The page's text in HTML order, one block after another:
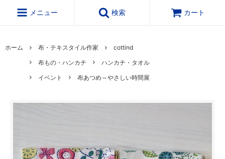
メニュー 検索 カート
ホーム 布・テキスタイル作家
cottind
布もの・ハンカチ
ハンカチ・タオル
イベント
布あつめ～やさしい時間展